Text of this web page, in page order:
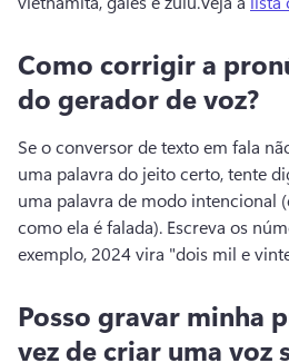
Como corrigir a
do gerador de voz?
Se o conversor de texto em fala
uma palavra do jeito certo, tente
uma palavra de modo intencional
como ela é falada). Escreva os
exemplo, 2024 vira "dois mil e
Posso gravar minha
vez de criar uma voz